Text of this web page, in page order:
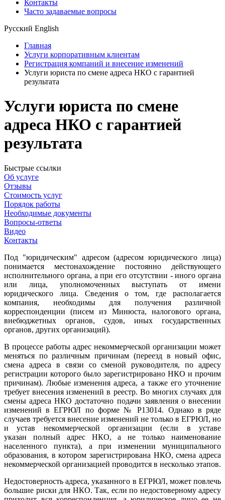
Контакты
Часто задаваемые вопросы
Русский English
Главная
Услуги корпоративным клиентам
Регистрация компаний и внесение изменений
Услуги юриста по смене адреса НКО с гарантией
результата
Услуги юриста по смене
адреса НКО с гарантией
результата
Быстрые ссылки
Об услуге
Отзывы
Стоимость услуг
Порядок работы
Необходимые документы
Вопросы-ответы
Видео
Контакты
Под "юридическим" адресом (адресом юридического лица)
понимается местонахождение постоянно действующего
исполнительного органа, а при его отсутствии - иного органа
или лица, уполномоченных выступать от имени
юридического лица. Сведения о том, где располагается
компания, необходимы для получения различной
корреспонденции (писем из Минюста, налогового органа,
внебюджетных органов, судов, иных государственных
органов, других организаций).
В процессе работы адрес некоммерческой организации может
меняться по различным причинам (переезд в новый офис,
смена адреса в связи со сменой руководителя, по адресу
регистрации которого было зарегистрировано НКО и прочим
причинам). Любые изменения адреса, а также его уточнение
требует внесения изменений в реестр. Во многих случаях для
смены адреса НКО достаточно подачи заявления о внесении
изменений в ЕГРЮЛ по форме № P13014. Однако в ряде
случаев требуется внесение изменений не только в ЕГРЮЛ, но
и устав некоммерческой организации (если в уставе
указан полный адрес НКО, а не только наименование
населенного пункта), а при изменении муниципального
образования, в котором зарегистрирована НКО, смена адреса
некоммерческой организацией проводится в несколько этапов.
Недостоверность адреса, указанного в ЕГРЮЛ, может повлечь
большие риски для НКО. Так, если по недостоверному адресу